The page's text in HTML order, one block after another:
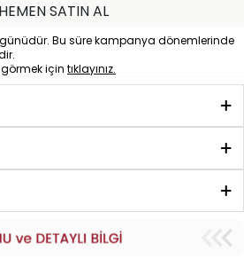
HEMEN SATIN AL
Bu süre kampanya dönemlerinde
için tıklayınız.